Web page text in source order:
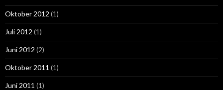
Oktober 2012 (1)
Juli 2012 (1)
Juni 2012 (2)
Oktober 2011 (1)
Juni 2011 (1)